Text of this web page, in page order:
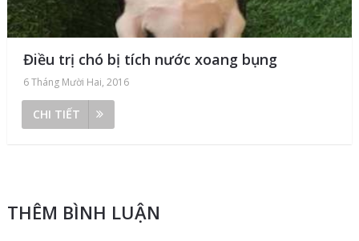
Điều trị chó bị tích nước xoang bụng
6 Tháng Mười Hai, 2016
CHI TIẾT
THÊM BÌNH LUẬN